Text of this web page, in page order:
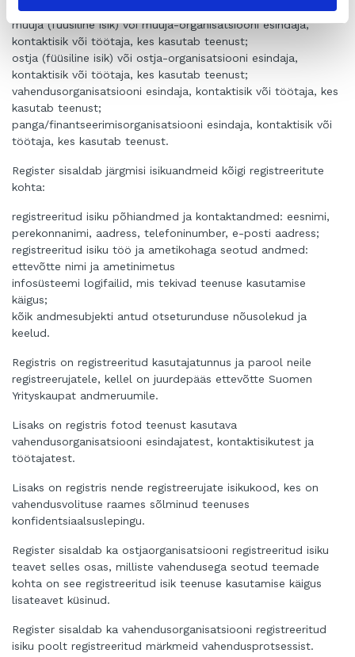
müüja (füüsiline isik) või müüja-organisatsiooni esindaja,
kontaktisik või töötaja, kes kasutab teenust;
ostja (füüsiline isik) või ostja-organisatsiooni esindaja,
kontaktisik või töötaja, kes kasutab teenust;
vahendusorganisatsiooni esindaja, kontaktisik või töötaja, kes
kasutab teenust;
panga/finantseerimisorganisatsiooni esindaja, kontaktisik või
töötaja, kes kasutab teenust.
Register sisaldab järgmisi isikuandmeid kõigi registreeritute
kohta:
registreeritud isiku põhiandmed ja kontaktandmed: eesnimi,
perekonnanimi, aadress, telefoninumber, e-posti aadress;
registreeritud isiku töö ja ametikohaga seotud andmed:
ettevõtte nimi ja ametinimetus
infosüsteemi logifailid, mis tekivad teenuse kasutamise
käigus;
kõik andmesubjekti antud otseturunduse nõusolekud ja
keelud.
Registris on registreeritud kasutajatunnus ja parool neile
registreerujatele, kellel on juurdepääs ettevõtte Suomen
Yrityskaupat andmeruumile.
Lisaks on registris fotod teenust kasutava
vahendusorganisatsiooni esindajatest, kontaktisikutest ja
töötajatest.
Lisaks on registris nende registreerujate isikukood, kes on
vahendusvolituse raames sõlminud teenuses
konfidentsiaalsuslepingu.
Register sisaldab ka ostjaorganisatsiooni registreeritud isiku
teavet selles osas, milliste vahendusega seotud teemade
kohta on see registreeritud isik teenuse kasutamise käigus
lisateavet küsinud.
Register sisaldab ka vahendusorganisatsiooni registreeritud
isiku poolt registreeritud märkmeid vahendusprotsessist.